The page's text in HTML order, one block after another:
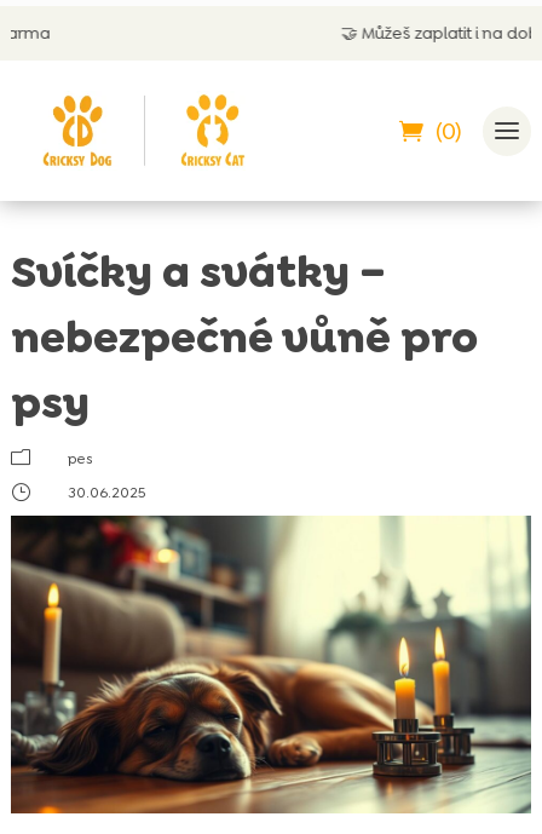
Můžeš zaplatit i na dobírku
(0)
Svíčky a svátky –
nebezpečné vůně pro
psy
m
pes
}
30.06.2025